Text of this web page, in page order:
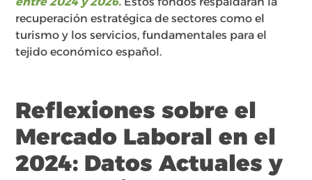
recuperación estratégica de sectores como el
turismo y los servicios, fundamentales para el
tejido económico español.
Reflexiones sobre el
Mercado Laboral en el
2024: Datos Actuales y